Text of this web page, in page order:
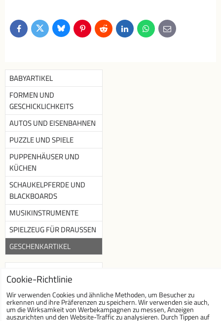
FacebookTwitterBlueskyPinterestReddit LinkedInWhatsApp
E-
mail
BABYARTIKEL
FORMEN UND
GESCHICKLICHKEITS
AUTOS UND EISENBAHNEN
PUZZLE UND SPIELE
PUPPENHÄUSER UND
KÜCHEN
SCHAUKELPFERDE UND
BLACKBOARDS
MUSIKINSTRUMENTE
SPIELZEUG FÜR DRAUSSEN
GESCHENKARTIKEL
Newsletter
Newsletter abonnieren :
Cookie-Richtlinie
Wir verwenden Cookies und ähnliche Methoden, um Besucher zu
erkennen und ihre Präferenzen zu speichern. Wir verwenden sie auch,
um die Wirksamkeit von Werbekampagnen zu messen, Anzeigen
auszurichten und den Website-Traffic zu analysieren. Durch Tippen auf